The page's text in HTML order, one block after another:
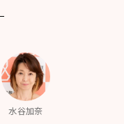
水谷加奈